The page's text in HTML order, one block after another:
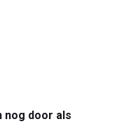
nog door als